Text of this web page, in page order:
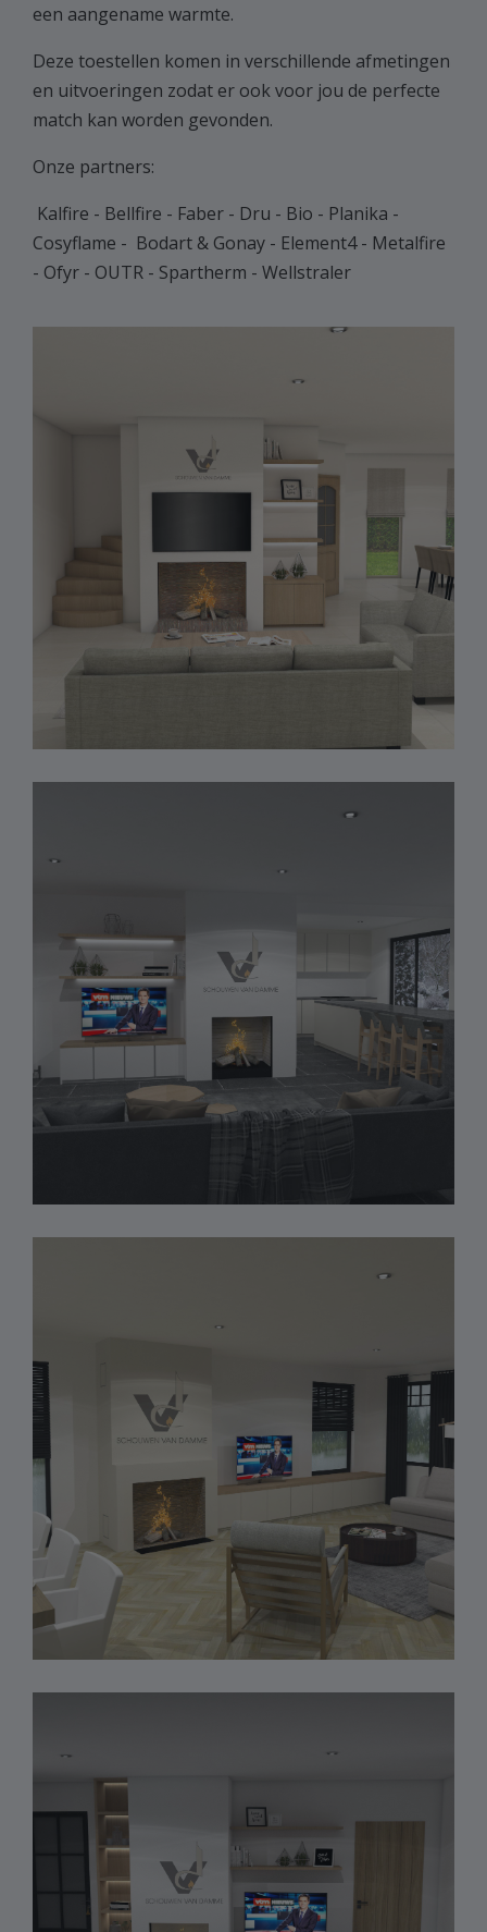
een aangename warmte.
Deze toestellen komen in verschillende afmetingen
en uitvoeringen zodat er ook voor jou de perfecte
match kan worden gevonden.
Onze partners:
Kalfire - Bellfire - Faber - Dru - Bio - Planika -
Cosyflame - Bodart & Gonay - Element4 - Metalfire
- Ofyr - OUTR - Spartherm - Wellstraler